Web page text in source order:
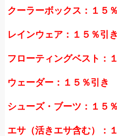
クーラーボックス：１５
レインウェア：１５％引き
フローティングベスト：
ウェーダー：１５％引き
シューズ・ブーツ：１５
エサ（活きエサ含む）：